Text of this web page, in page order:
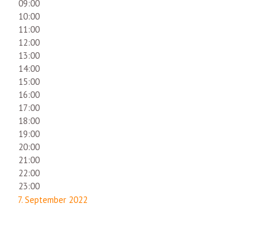
09:00
10:00
11:00
12:00
13:00
14:00
15:00
16:00
17:00
18:00
19:00
20:00
21:00
22:00
23:00
7. September 2022